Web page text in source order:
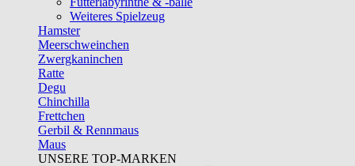
Weiteres Spielzeug
Hamster
Meerschweinchen
Zwergkaninchen
Ratte
Degu
Chinchilla
Frettchen
Gerbil & Rennmaus
Maus
UNSERE TOP-MARKEN